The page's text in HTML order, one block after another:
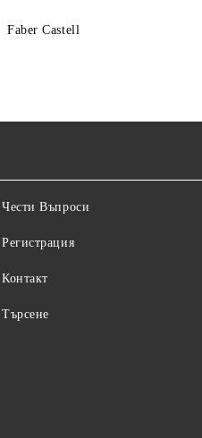
Faber Castell
Чести Въпроси
Регистрация
Контакт
Търсене